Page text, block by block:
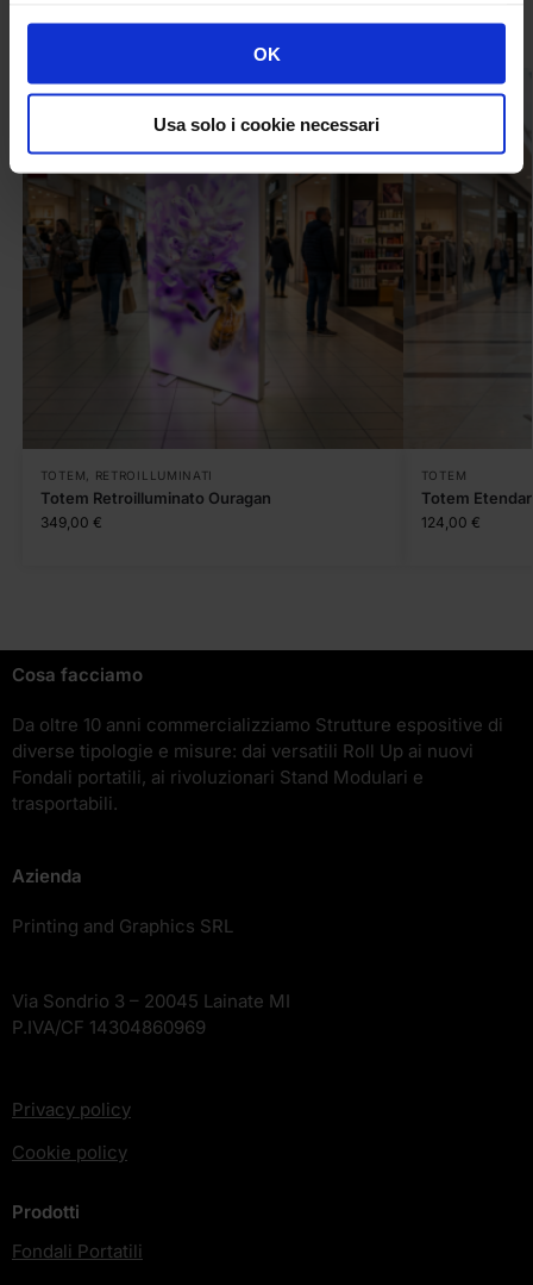
OK
Usa solo i cookie necessari
Prodotti correlati
TOTEM RETROILLUMINATI
Totem Retroilluminato Ouragan
349,00 €
TOTEM
Totem
124,00 €
Cosa facciamo
Da oltre 10 anni commercializziamo Strutture espositive di
diverse tipologie e misure: dai versatili Roll Up ai nuovi
Fondali portatili, ai rivoluzionari Stand Modulari e
trasportabili.
Azienda
Printing and Graphics SRL
Via Sondrio 3 – 20045 Lainate MI
P.IVA/CF 14304860969
Privacy policy
Cookie policy
Prodotti
Fondali Portatili